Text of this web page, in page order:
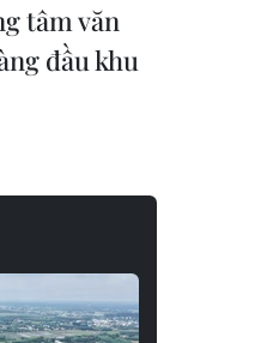
tâm văn
đầu khu